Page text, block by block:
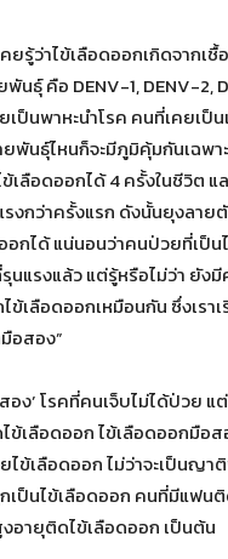
ยรู้ว่าไข้เลือดออกเกิดจากเ
นธุ์ คือ DENV-1, DENV-2,
ป็นพาหะนำโรค คนที่เคยเป็
ยพันธุ์ไหนก็จะมีภูมิคุ้มกันเฉพ
ข้เลือดออกได้ 4 ครั้งในชีวิต แ
รงกว่าครั้งแรก ดังนั้นยุงลาย
อกได้ แน่นอนว่าคนป่วยที่เป็น
นแรงแล้ว แต่รู้หรือไม่ว่า ยัง
ข้เลือดออกเหมือนกัน ซึ่งเรา
อสอง”
อง’ โรคที่คนเจ็บไม่ได้ป่วย
ข้เลือดออก ไข้เลือดออกมือ
ข้เลือดออก ไม่ว่าจะเป็นญา
ป็นไข้เลือดออก คนที่มีแฟน
อายุติดไข้เลือดออก เป็นต้น